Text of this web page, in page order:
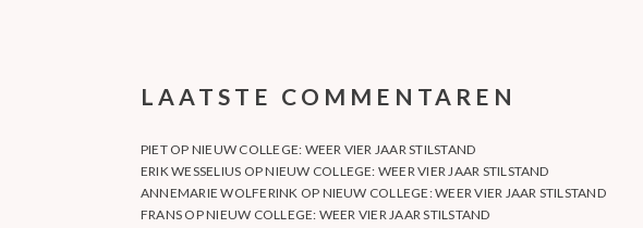
LAATSTE COMMENTAREN
PIETOP NIEUW COLLEGE: WEER VIER JAAR STILSTAND
ERIK WESSELIUS OPNIEUW COLLEGE: WEER VIER JAAR STILSTAND
ANNEMARIE WOLFERINK OP NIEUW COLLEGE: WEER VIER JAAR STILSTAND
FRANS OPNIEUW COLLEGE: WEER VIER JAAR STILSTAND